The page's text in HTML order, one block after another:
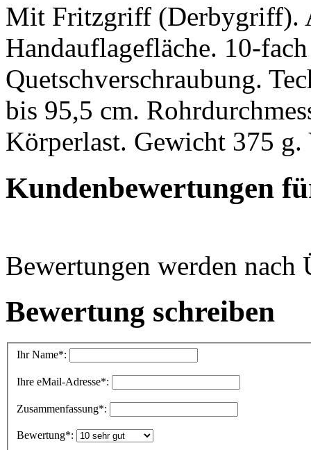
Mit Fritzgriff (Derbygriff).
Handauflagefläche. 10-
Quetschverschraubung.
bis 95,5 cm.
Körperlast. Gewicht 375
Kundenbewertungen
Bewertungen werden
Bewertung schreiben
Ihr Name*:
Ihre eMail-Adresse*:
Zusammenfassung*:
Bewertung*: